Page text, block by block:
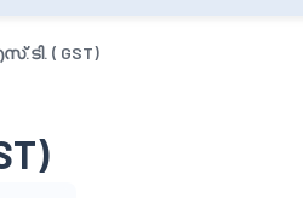
( GST)